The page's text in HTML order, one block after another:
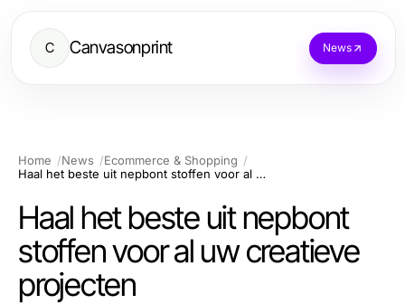
C Canvasonprint News
Home News
Ecommerce & Shopping
Haal het beste uit nepbont stoffen voor al uw creatieve projecten
Haal het beste uit nepbont
stoffen voor al uw creatieve
projecten